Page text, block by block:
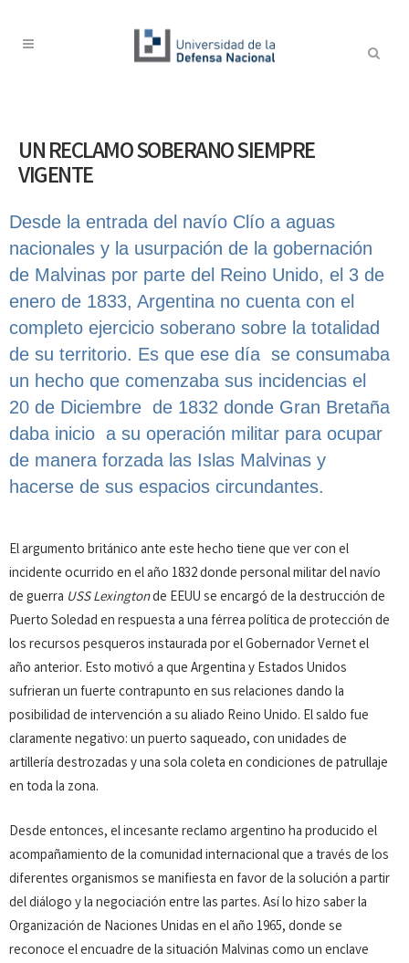
UN RECLAMO SOBERANO SIEMPRE
VIGENTE
Desde la entrada del navío Clío a aguas
nacionales y la usurpación de la gobernación
de Malvinas por parte del Reino Unido, el 3 de
enero de 1833, Argentina no cuenta con el
completo ejercicio soberano sobre la totalidad
de su territorio. Es que ese día se consumaba
un hecho que comenzaba sus incidencias el
20 de Diciembre de 1832 donde Gran Bretaña
daba inicio a su operación militar para ocupar
de manera forzada las Islas Malvinas y
hacerse de sus espacios circundantes.
El argumento británico ante este hecho tiene que ver con el
incidente ocurrido en el año 1832 donde personal militar del navío
de guerra USS Lexingtonde EEUU se encargó de la destrucción de
Puerto Soledad en respuesta a una férrea política de protección de
los recursos pesqueros instaurada por el Gobernador Vernet el
año anterior. Esto motivó a que Argentina y Estados Unidos
sufrieran un fuerte contrapunto en sus relaciones dando la
posibilidad de intervención a su aliado Reino Unido. El saldo fue
claramente negativo: un puerto saqueado, con unidades de
artillería destrozadas y una sola coleta en condiciones de patrullaje
en toda la zona.
Desde entonces, el incesante reclamo argentino ha producido el
acompañamiento de la comunidad internacional que a través de los
diferentes organismos se manifiesta en favor de la solución a partir
del diálogo y la negociación entre las partes. Así lo hizo saber la
Organización de Naciones Unidas en el año 1965, donde se
reconoce el encuadre de la situación Malvinas como un enclave